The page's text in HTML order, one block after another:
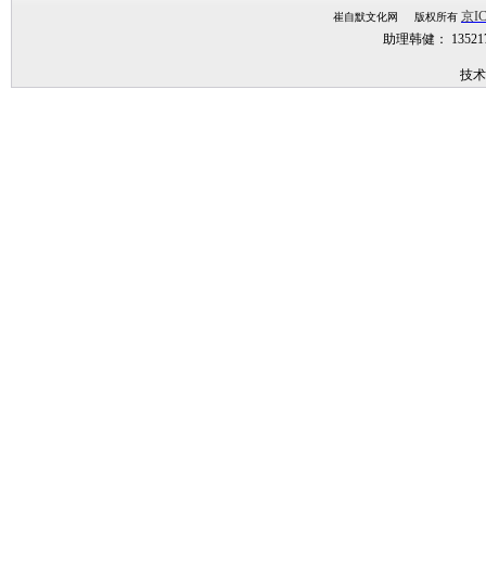
崔自默文化网 版权所有 京
助理韩健：
技